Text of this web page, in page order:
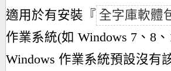
適用於有安裝『 全字庫軟體
作業系統(如 Windows 7、8、
Windows 作業系統預設沒有